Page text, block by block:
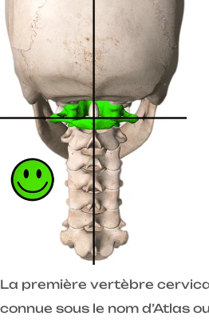
La première vertèbre
connue sous le nom d’Atlas